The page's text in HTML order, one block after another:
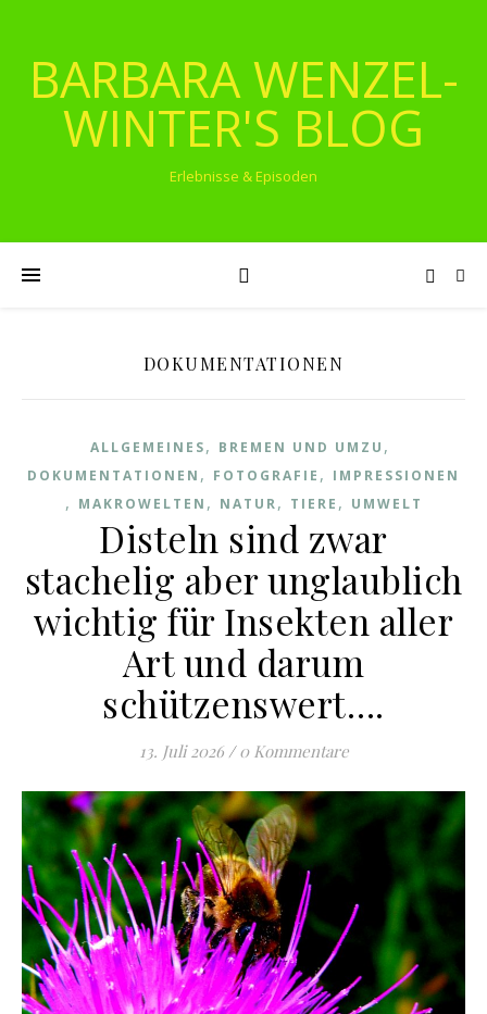
BARBARA WENZEL-
WINTER'S BLOG
Erlebnisse & Episoden
DOKUMENTATIONEN
ALLGEMEINES, BREMEN UND UMZU ,
DOKUMENTATIONEN , FOTOGRAFIE , IMPRESSIONEN
, MAKROWELTEN , NATUR, TIERE , UMWELT
Disteln sind zwar
stachelig aber unglaublich
wichtig für Insekten aller
Art und darum
schützenswert….
13. Juli 2026 / 0 Kommentare